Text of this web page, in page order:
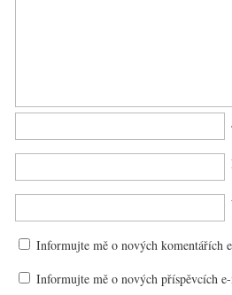
Informujte mě o nových komentářích
Informujte mě o nových příspěvcích